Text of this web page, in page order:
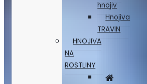
hnojiv
Hnojiva
TRAVIN
HNOJIVA
NA
ROSTLINY